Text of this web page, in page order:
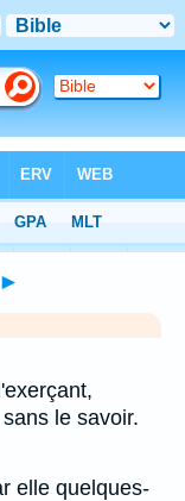
►
le savoir.
elle quelques-